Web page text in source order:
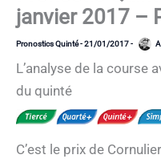
janvier 2017 –
Pronostics Quinté-21/01/2017-
L’analyse de la course
du quinté
C’est le prix de